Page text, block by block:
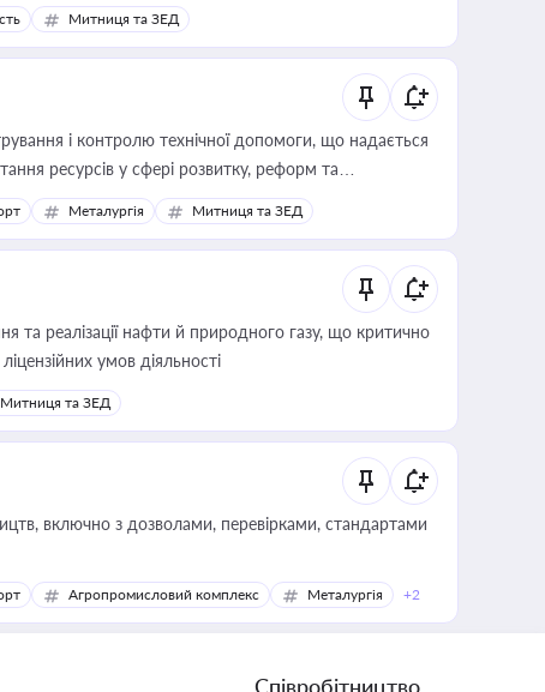
Митниця та ЗЕД
і контролю технічної допомоги, що надається
ресурсів у сфері розвитку, реформ та
Металургія Митниця та ЗЕД
та реалізації нафти й природного газу, що критично
умов діяльності
Митниця та ЗЕД
включно з дозволами, перевірками, стандартами
Агропромисловий комплекс Металургія +2
Співробітництво